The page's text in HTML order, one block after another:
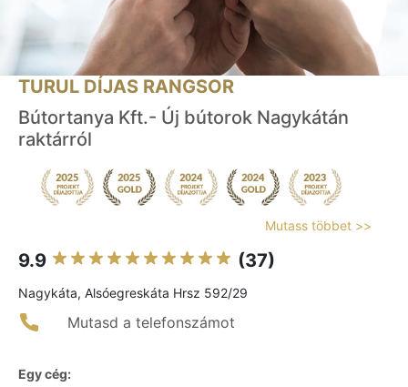
TURUL DÍJAS RANGSOR
Bútortanya Kft.- Új bútorok Nagykátán
raktárról
Mutass többet >>
9.9 (37)
Nagykáta, Alsóegreskáta Hrsz 592/29
Mutasd a telefonszámot
Egy cég: